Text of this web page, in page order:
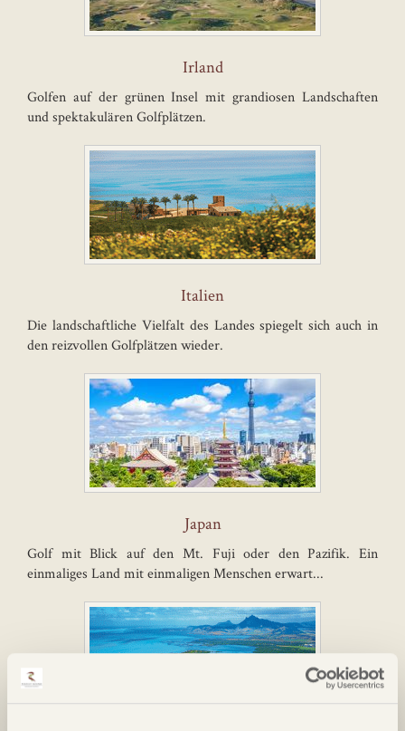
Irland
Golfen auf der grünen Insel mit grandiosen Landschaften
und spektakulären Golfplätzen.
Italien
Die landschaftliche Vielfalt des Landes spiegelt sich auch in
den reizvollen Golfplätzen wieder.
Japan
Golf mit Blick auf den Mt. Fuji oder den Pazifik. Ein
einmaliges Land mit einmaligen Menschen erwart...